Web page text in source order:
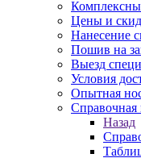
Цены и
Нанесение
Пошив на
Выезд
Условия
Опытная
Назад